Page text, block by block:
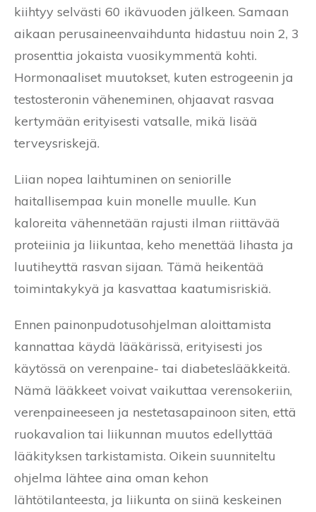
kiihtyy selvästi 60 ikävuoden jälkeen. Samaan
aikaan perusaineenvaihdunta hidastuu noin 2, 3
prosenttia jokaista vuosikymmentä kohti.
Hormonaaliset muutokset, kuten estrogeenin ja
testosteronin väheneminen, ohjaavat rasvaa
kertymään erityisesti vatsalle, mikä lisää
terveysriskejä.
Liian nopea laihtuminen on seniorille
haitallisempaa kuin monelle muulle. Kun
kaloreita vähennetään rajusti ilman riittävää
proteiinia ja liikuntaa, keho menettää lihasta ja
luutiheyttä rasvan sijaan. Tämä heikentää
toimintakykyä ja kasvattaa kaatumisriskiä.
Ennen painonpudotusohjelman aloittamista
kannattaa käydä lääkärissä, erityisesti jos
käytössä on verenpaine- tai diabeteslääkkeitä.
Nämä lääkkeet voivat vaikuttaa verensokeriin,
verenpaineeseen ja nestetasapainoon siten, että
ruokavalion tai liikunnan muutos edellyttää
lääkityksen tarkistamista. Oikein suunniteltu
ohjelma lähtee aina oman kehon
lähtötilanteesta, ja liikunta on siinä keskeinen